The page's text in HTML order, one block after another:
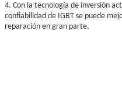
4. Con la tecnología de inversión
confiabilidad de IGBT se puede
reparación en gran parte.